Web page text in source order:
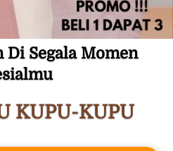
Di Segala Momen
KUPU-KUPU